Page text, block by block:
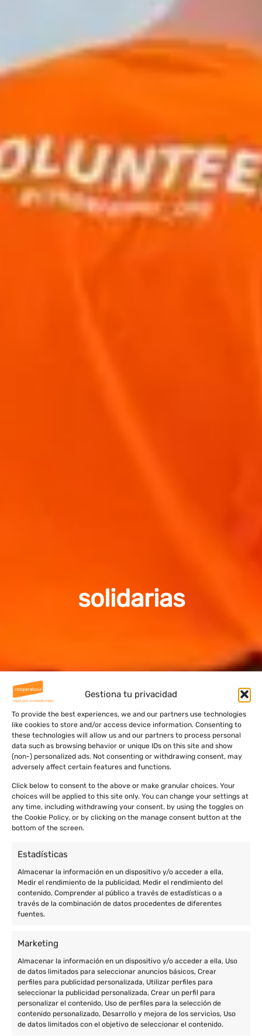
Gestiona tu privacidad
To provide the best experiences, we and our partners use technologies
like cookies to store and/or access device information. Consenting to
these technologies will allow us and our partners to process personal
data such as browsing behavior or unique IDs on this site and show
(non-) personalized ads. Not consenting or withdrawing consent, may
adversely affect certain features and functions.
Click below to consent to the above or make granular choices. Your
choices will be applied to this site only. You can change your settings at
any time, including withdrawing your consent, by using the toggles on
the Cookie Policy, or by clicking on the manage consent button at the
bottom of the screen.
Estadísticas
Almacenar la información en un dispositivo y/o acceder a ella,
Medir el rendimiento de la publicidad, Medir el rendimiento del
contenido, Comprender al público a través de estadísticas o a
través de la combinación de datos procedentes de diferentes
fuentes.
Marketing
Almacenar la información en un dispositivo y/o acceder a ella, Uso
de datos limitados para seleccionar anuncios básicos, Crear
perfiles para publicidad personalizada, Utilizar perfiles para
seleccionar la publicidad personalizada, Crear un perfil para
personalizar el contenido, Uso de perfiles para la selección de
contenido personalizado, Desarrollo y mejora de los servicios, Uso
de datos limitados con el objetivo de seleccionar el contenido.
solidarias